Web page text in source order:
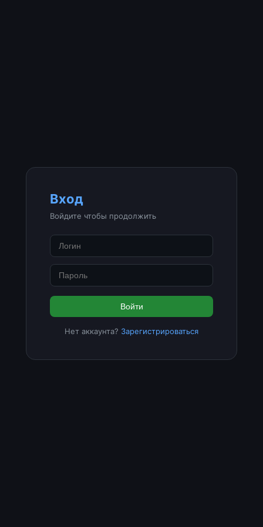
Вход
Войдите чтобы продолжить
Войти
Нет аккаунта? Зарегистрироваться